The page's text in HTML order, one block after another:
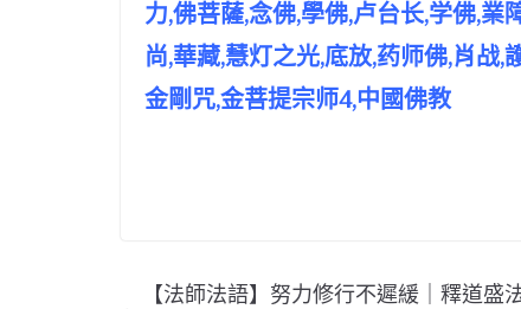
力,佛菩薩,念佛,學佛,卢台长,学佛,業
尚,華藏,慧灯之光,底放,药师佛,肖战
金剛咒,金菩提宗师4,中國佛教
【法師法語】努力修行不遲緩｜釋道盛